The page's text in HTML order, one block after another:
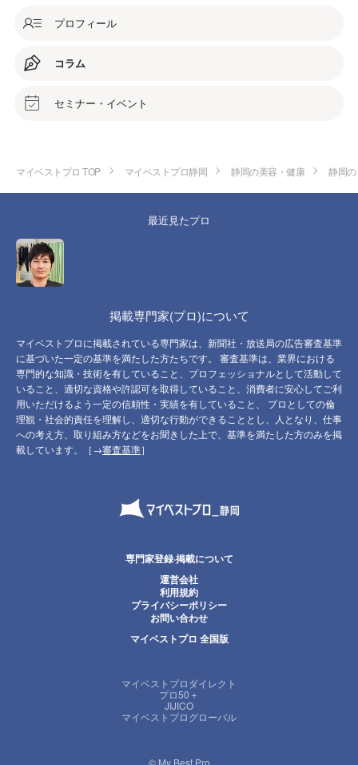
プロフィール
コラム
セミナー・イベント
マイベストプロ TOP マイベストプロ静岡 静岡の美容・健康 静岡
最近見たプロ
掲載専門家(プロ)について
マイベストプロに掲載されている専門家は、新聞社・放送局の広告審査基準
に基づいた一定の基準を満たした方たちです。 審査基準は、業界における
専門的な知識・技術を有していること、プロフェッショナルとして活動して
いること、適切な資格や許認可を取得していること、消費者に安心してご利
用いただけるよう一定の信頼性・実績を有していること、 プロとしての倫
理観・社会的責任を理解し、適切な行動ができることとし、人となり、仕事
への考え方、取り組み方などをお聞きした上で、基準を満たした方のみを掲
載しています。［→審査基準］
専門家登録·掲載について
運営会社
利用規約
プライバシーポリシー
お問い合わせ
マイベストプロ 全国版
マイベストプロダイレクト
プロ50＋
JIJICO
マイベストプログローバル
© My Best Pro